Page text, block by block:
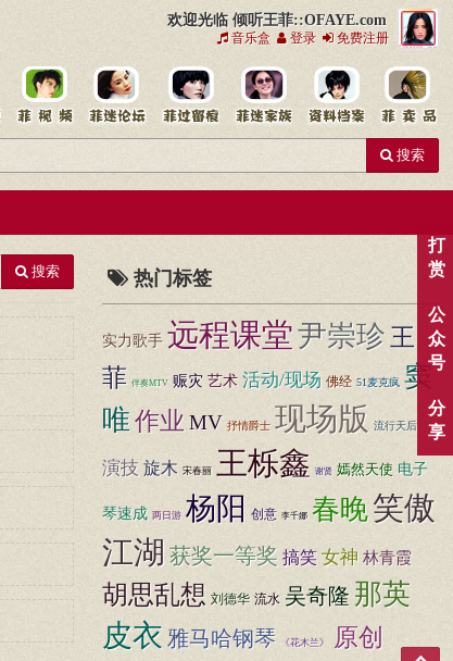
欢迎光临 倾听王菲::OFAYE.com
音乐盒 登录 免费注册
搜索
搜索 热门标签
实力歌手 远程课堂尹崇珍王
菲 伴奏MTV 赈灾 艺术 活动/现场 佛经 51麦克疯 窦
唯作业 MV 抒情爵士 现场版 流行天后
演技 旋木 宋春丽 王栎鑫 谢贤 嫣然天使 电子
琴速成 两日游 杨阳 创意 李千娜 春晚笑傲
江湖 获奖一等奖 搞笑 女神 林青霞
胡思乱想 刘德华 流水 吴奇隆 那英
皮衣 雅马哈钢琴 《花木兰》 原创
打
赏
公
众
号
分
享